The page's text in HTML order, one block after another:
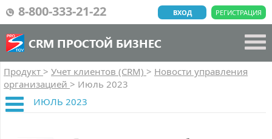
8-800-333-21-22 РЕГИСТРАЦИЯ
ВХОД
CRM ПРОСТОЙ БИЗНЕС
Продукт > Учет клиентов (CRM) > Новости управления
организацией > Июль 2023
ИЮЛЬ 2023